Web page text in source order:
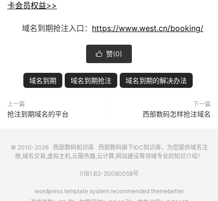
卡会员权益>>
域名到期抢注入口： https://www.west.cn/booking/
 赞(0)
域名到期 域名到期抢注 域名到期的解决办法
上一篇
抢注到期域名的平台
下一篇
西部数码怎样抢注域名
© 2010-2026 西部数码知识库 西部数码旗下IDC知识库，为您提供域名注
册,域名交易,虚拟主机,云服务器,云计算,网站建设等领域专业的知识介绍！
川B1.B2-20080058号
wordpress template system recommended themebetter